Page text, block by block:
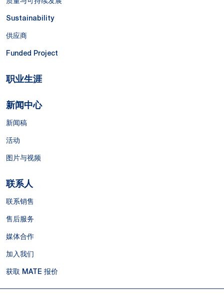
Sustainability
供应商
Funded Project
职业生涯
新闻中心
新闻稿
活动
图片与视频
联系人
联系销售
售后服务
媒体合作
加入我们
获取 MATE 报价